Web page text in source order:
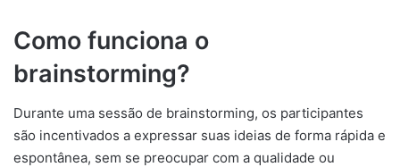
Como funciona o
brainstorming?
Durante uma sessão de brainstorming, os participantes
são incentivados a expressar suas ideias de forma rápida e
espontânea, sem se preocupar com a qualidade ou